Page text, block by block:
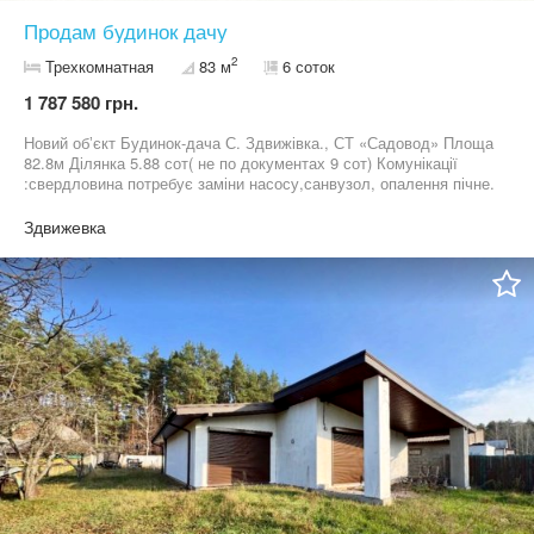
Продам будинок дачу
Трехкомнатная 83 м2 6 соток
1 787 580 грн.
Новий обʼєкт Будинок-дача С. Здвижівка., СТ «Садовод» Площа
82.8м Ділянка 5.88 сот( не по документах 9 сот) Комунікації
:свердловина потребує заміни насосу,санвузол, опалення пічне.
поверх вільне планування. Цокольний поверх гараж і дві
кімнати, можна використовувати для збереження речей або
зробити житлові кімнати або баня. Податки 1% і 2% Ціна 40000$
Здвижевка